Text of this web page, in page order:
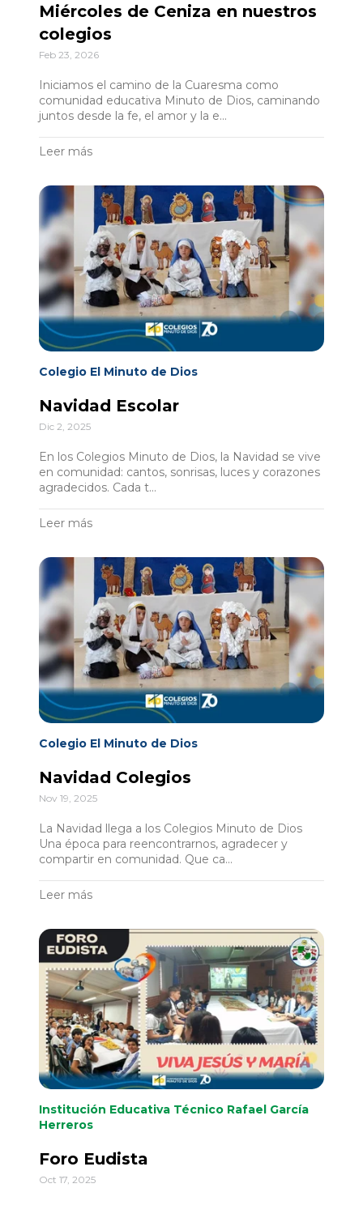
Miércoles de Ceniza en nuestros
colegios
Feb 23, 2026
Iniciamos el camino de la Cuaresma como
comunidad educativa Minuto de Dios, caminando
juntos desde la fe, el amor y la e...
Leer más
Colegio El Minuto de Dios
Navidad Escolar
Dic 2, 2025
En los Colegios Minuto de Dios, la Navidad se vive
en comunidad: cantos, sonrisas, luces y corazones
agradecidos. Cada t...
Leer más
Colegio El Minuto de Dios
Navidad Colegios
Nov 19, 2025
La Navidad llega a los Colegios Minuto de Dios
Una época para reencontrarnos, agradecer y
compartir en comunidad. Que ca...
Leer más
Institución Educativa Técnico Rafael García
Herreros
Foro Eudista
Oct 17, 2025